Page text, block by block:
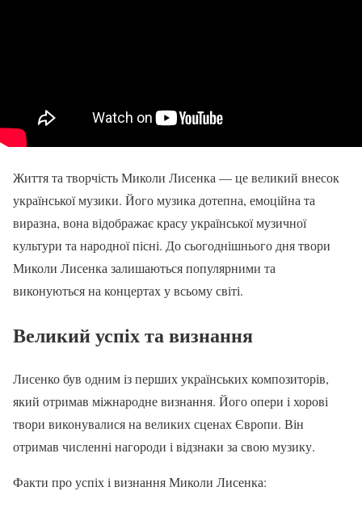
Життя та творчість Миколи Лисенка — це великий внесок
української музики. Його музика дотепна, емоційна та
виразна, вона відображає красу української музичної
культури та народної пісні. До сьогоднішнього дня твори
Миколи Лисенка залишаються популярними та
виконуються на концертах у всьому світі.
Великий успіх та визнання
Лисенко був одним із перших українських композиторів,
який отримав міжнародне визнання. Його опери і хорові
твори виконувалися на великих сценах Європи. Він
отримав численні нагороди і відзнаки за свою музику.
Факти про успіх і визнання Миколи Лисенка: